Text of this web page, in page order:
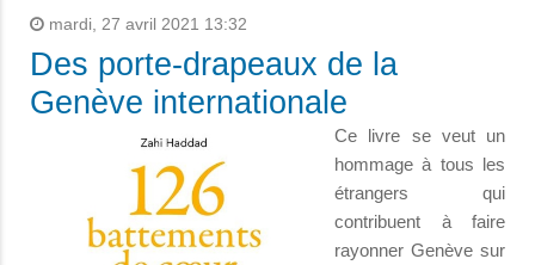
mardi, 27 avril 2021 13:32
Des porte-drapeaux de la
Genève internationale
Ce livre se veut un
hommage à tous les
étrangers qui
contribuent à faire
rayonner Genève sur